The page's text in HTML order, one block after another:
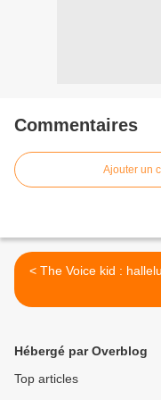
Commentaires
Ajouter un
< The Voice kid :
Hébergé par Overblog
Top articles